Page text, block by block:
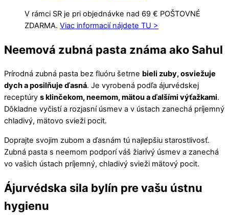
V rámci SR je pri objednávke nad 69 € POŠTOVNÉ
ZDARMA. Viac informacií nájdete TU >
Neemová zubná pasta známa ako Sahul
Prírodná zubná pasta bez fluóru šetrne bieli zuby, osviežuje
dych a posilňuje ďasná. Je vyrobená podľa ájurvédskej
receptúry s klinčekom, neemom, mätou a ďalšími výťažkami.
Dôkladne vyčistí a rozjasní úsmev a v ústach zanechá príjemný
chladivý, mätovo svieži pocit.
Doprajte svojim zubom a ďasnám tú najlepšiu starostlivosť.
Zubná pasta s neemom podporí váš žiarivý úsmev a zanechá
vo vašich ústach príjemný, chladivý svieži mätový pocit.
Ájurvédska sila bylín pre vašu ústnu
hygienu